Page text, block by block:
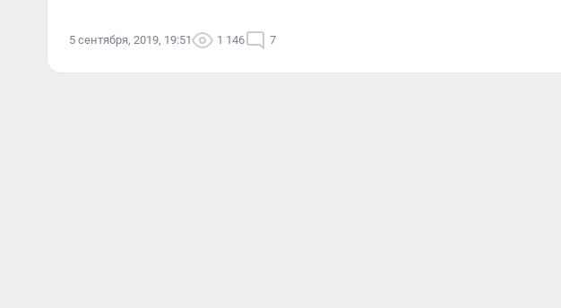
5 сентября, 2019, 19:51 1 146 7